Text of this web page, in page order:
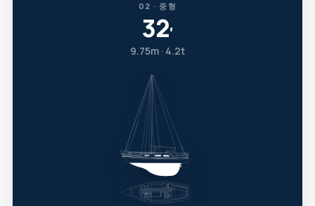
02 · 중형
32′
9.75m · 4.2t